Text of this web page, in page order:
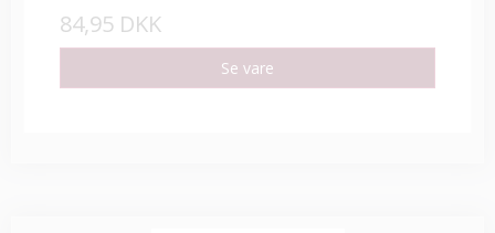
84,95 DKK
Se vare